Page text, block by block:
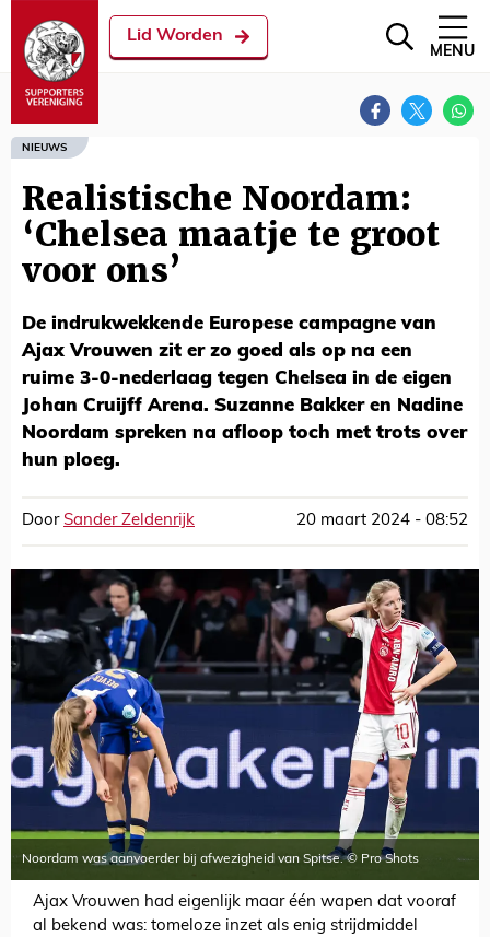
Lid Worden
MENU
NIEUWS
Realistische Noordam:
‘Chelsea maatje te groot
voor ons’
De indrukwekkende Europese campagne van
Ajax Vrouwen zit er zo goed als op na een
ruime 3-0-nederlaag tegen Chelsea in de eigen
Johan Cruijff Arena. Suzanne Bakker en Nadine
Noordam spreken na afloop toch met trots over
hun ploeg.
Door Sander Zeldenrijk 20 maart 2024 - 08:52
Noordam was aanvoerder bij afwezigheid van Spitse. © Pro Shots
Ajax Vrouwen had eigenlijk maar één wapen dat vooraf
al bekend was: tomeloze inzet als enig strijdmiddel